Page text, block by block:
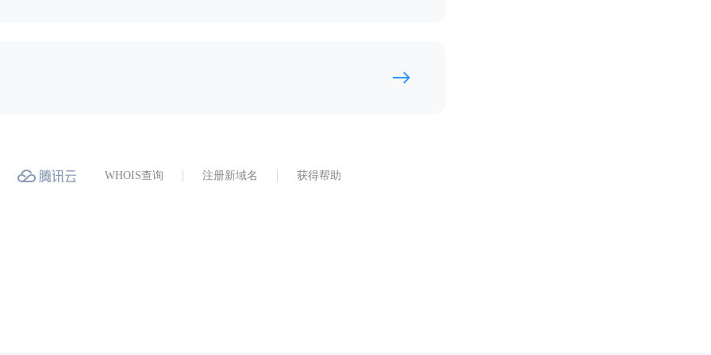
WHOIS查询 注册新域名 获得帮助